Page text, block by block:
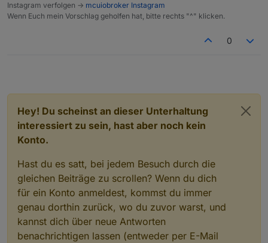
Instagram verfolgen -> mcuiobroker Instagram
Wenn Euch mein Vorschlag geholfen hat, bitte rechts "^" klicken.
0
Hey! Du scheinst an dieser Unterhaltung
interessiert zu sein, hast aber noch kein
Konto.
Hast du es satt, bei jedem Besuch durch die
gleichen Beiträge zu scrollen? Wenn du dich
für ein Konto anmeldest, kommst du immer
genau dorthin zurück, wo du zuvor warst, und
kannst dich über neue Antworten
benachrichtigen lassen (entweder per E-Mail